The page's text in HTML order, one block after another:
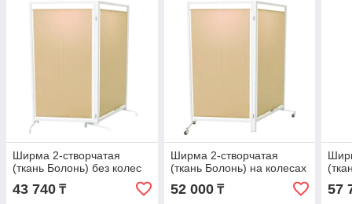
Ширма 2-створчатая
(ткань Болонь) без колес
43 740 ₸
Ширма 2-створчатая
(ткань Болонь) на колесах
52 000₸ 57